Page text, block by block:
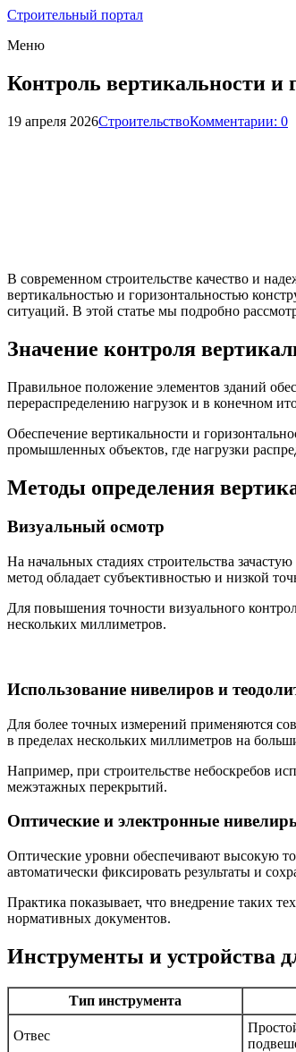
Строительный портал
Меню
Контроль вертикальности и
19 апреля 2026СтроительствоКомментарии: 0
В современном строительстве качество и
вертикальностью и горизонтальностью
ситуаций. В этой статье мы подробно
Значение контроля
Правильное положение элементов зданий
перераспределению нагрузок и в конечном
Обеспечение вертикальности и
промышленных объектов, где нагрузки
Методы определения
Визуальный осмотр
На начальных стадиях строительства
метод обладает субъективностью и низкой
Для повышения точности визуального
нескольких миллиметров.
Использование нивелиров и
Для более точных измерений применяются
в пределах нескольких миллиметров на
Например, при строительстве небоскребов
межэтажных перекрытий.
Оптические и электронные
Оптические уровни обеспечивают высокую
автоматически фиксировать результаты и
Практика показывает, что внедрение таких
нормативных документов.
Инструменты и устройства
Тип инструмента
Отвес